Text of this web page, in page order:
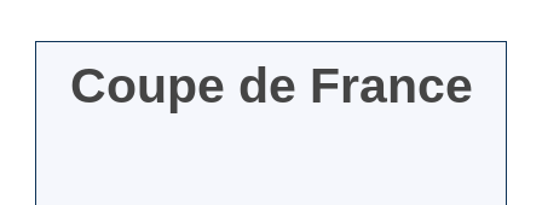
Coupe de France